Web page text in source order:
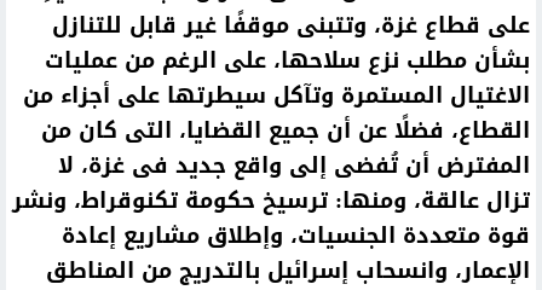
على قطاع غزة، وتتبنى موقفًا غير قابل للتنازل
بشأن مطلب نزع سلاحها، على الرغم من عمليات
الاغتيال المستمرة وتآكل سيطرتها على أجزاء من
القطاع، فضلًا عن أن جميع القضايا، التى كان من
المفترض أن تُفضى إلى واقع جديد فى غزة، لا
تزال عالقة، ومنها: ترسيخ حكومة تكنوقراط، ونشر
قوة متعددة الجنسيات، وإطلاق مشاريع إعادة
الإعمار، وانسحاب إسرائيل بالتدريج من المناطق